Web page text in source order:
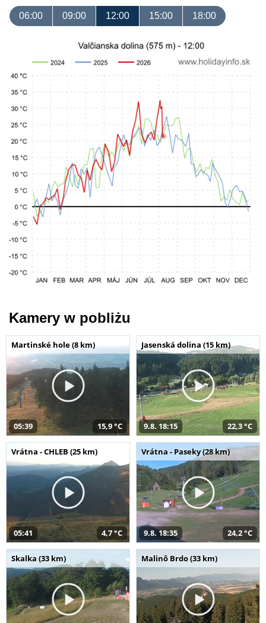
06:00 09:00 12:00 15:00 18:00
Kamery w pobliżu
Martinské hole (8 km)
05:39 15,9 °C
Jasenská dolina (15 km)
9.8. 18:15 22,3 °C
Vrátna - CHLEB (25 km)
05:41 4,7 °C
Vrátna - Paseky (28 km)
9.8. 18:35 24,2 °C
Skalka (33 km) Malinô Brdo (33 km)